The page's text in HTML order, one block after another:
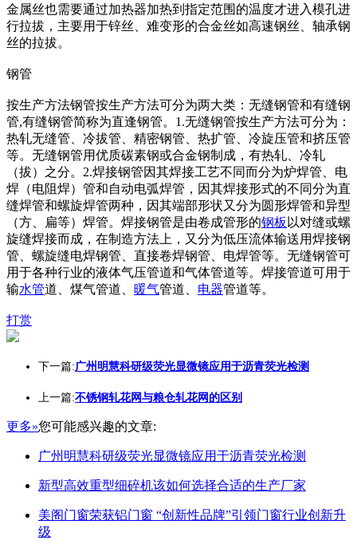
金属丝也需要通过加热器加热到指定范围的温度才进入模孔进
行拉拔，主要用于锌丝、难变形的合金丝如高速钢丝、轴承钢
丝的拉拔。
钢管
按生产方法钢管按生产方法可分为两大类：无缝钢管和有缝钢
管,有缝钢管简称为直逢钢管。1.无缝钢管按生产方法可分为：
热轧无缝管、冷拔管、精密钢管、热扩管、冷旋压管和挤压管
等。无缝钢管用优质碳素钢或合金钢制成，有热轧、冷轧
（拔）之分。2.焊接钢管因其焊接工艺不同而分为炉焊管、电
焊（电阻焊）管和自动电弧焊管，因其焊接形式的不同分为直
缝焊管和螺旋焊管两种，因其端部形状又分为圆形焊管和异型
（方、扁等）焊管。焊接钢管是由卷成管形的钢板 以对缝或螺
旋缝焊接而成，在制造方法上，又分为低压流体输送用焊接钢
管、螺旋缝电焊钢管、直接卷焊钢管、电焊管等。无缝钢管可
用于各种行业的液体气压管道和气体管道等。焊接管道可用于
输水管道、煤气管道、 暖气管道、 电器管道等。
打赏
下一篇:广州明慧科研级荧光显微镜应用于沥青荧光检测
上一篇:不锈钢轧花网与粮仓轧花网的区别
更多»您可能感兴趣的文章:
广州明慧科研级荧光显微镜应用于沥青荧光检测
新型高效重型细碎机该如何选择合适的生产厂家
美阁门窗荣获铝门窗 “创新性品牌”引领门窗行业创新升
级